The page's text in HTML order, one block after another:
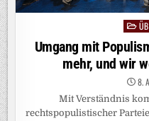
in
Umgang mit
mehr, und wir
8.
Mit Verständnis
rechtspopulistischer